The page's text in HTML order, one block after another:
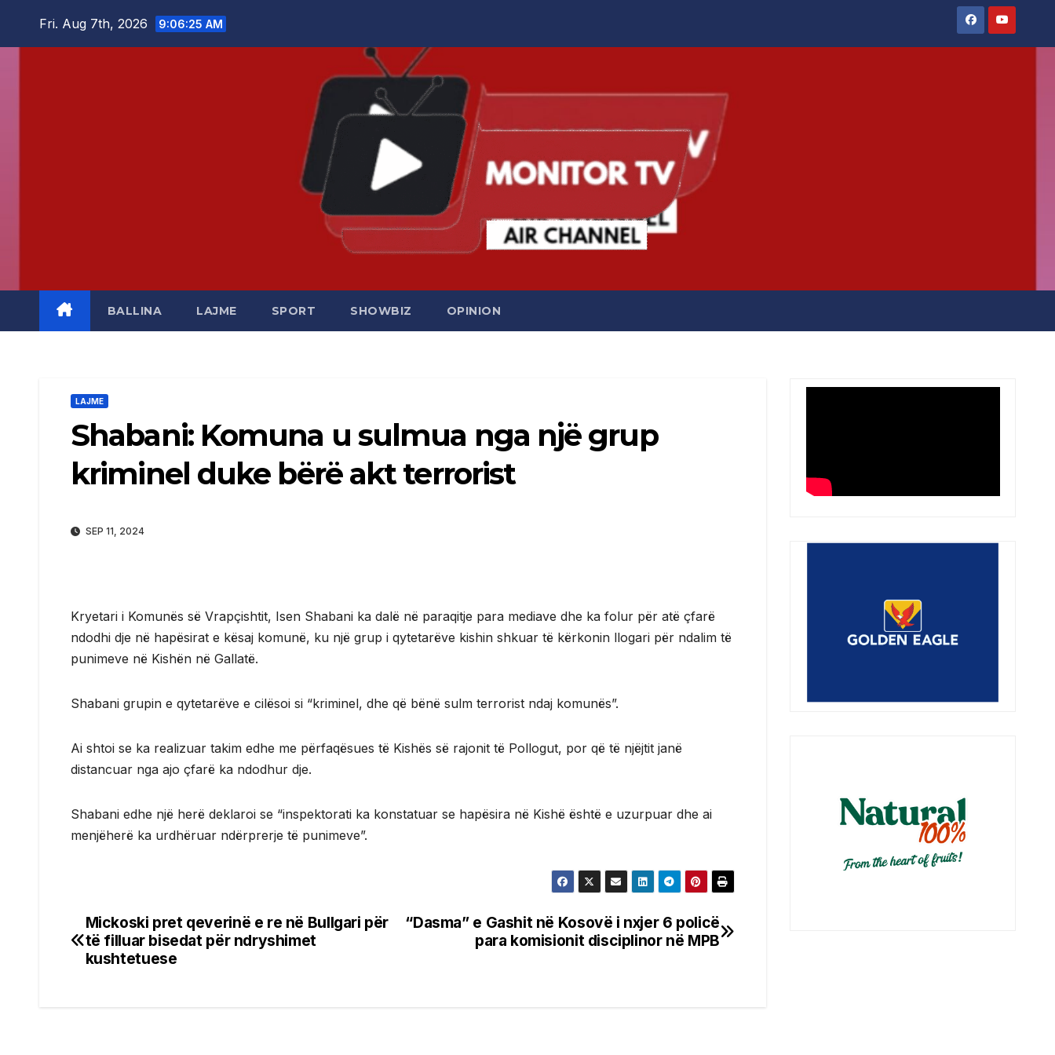
Fri. Aug 7th, 2026 9:06:26 AM
BALLINA LAJME SPORT SHOWBIZ OPINION
LAJME
Shabani: Komuna u sulmua nga një grup
kriminel duke bërë akt terrorist
SEP 11, 2024
Kryetari i Komunës së Vrapçishtit, Isen Shabani ka dalë në paraqitje para mediave dhe ka folur për atë çfarë
ndodhi dje në hapësirat e kësaj komunë, ku një grup i qytetarëve kishin shkuar të kërkonin llogari për ndalim të
punimeve në Kishën në Gallatë.
Shabani grupin e qytetarëve e cilësoi si “kriminel, dhe që bënë sulm terrorist ndaj komunës”.
Ai shtoi se ka realizuar takim edhe me përfaqësues të Kishës së rajonit të Pollogut, por që të njëjtit janë
distancuar nga ajo çfarë ka ndodhur dje.
Shabani edhe një herë deklaroi se “inspektorati ka konstatuar se hapësira në Kishë është e uzurpuar dhe ai
menjëherë ka urdhëruar ndërprerje të punimeve”.
Post
navigation
“Dasma” e Gashit në Kosovë i nxjer 6 policë
para komisionit disciplinor në MPB
Mickoski pret qeverinë e re në Bullgari për
të filluar bisedat për ndryshimet
kushtetuese